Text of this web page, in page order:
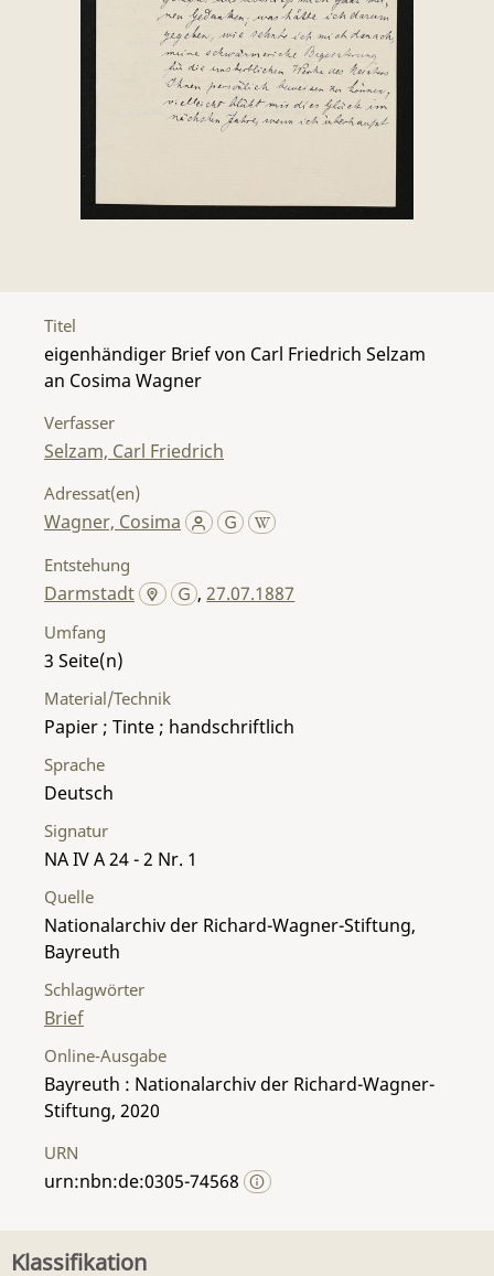
Titel
eigenhändiger Brief von Carl Friedrich Selzam
an Cosima Wagner
Verfasser
Selzam, Carl Friedrich
Adressat(en)
Wagner, Cosima
Entstehung
Darmstadt ,27.07.1887
Umfang
3
Material/Technik
Papier ; Tinte ; handschriftlich
Sprache
Deutsch
Signatur
NA IV A 24 - 2 Nr. 1
Quelle
Nationalarchiv der Richard-Wagner-Stiftung,
Bayreuth
Schlagwörter
Brief
Online-Ausgabe
Bayreuth : Nationalarchiv der Richard-Wagner-
Stiftung, 2020
URN
urn:nbn:de:0305-74568
Klassifikation